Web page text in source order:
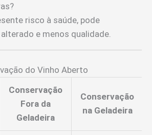
risco à saúde, pode
e menos qualidade.
do Vinho Aberto
Conservação
Fora da
Geladeira
Conservação
na Geladeira